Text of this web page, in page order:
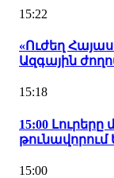
15:22
«Ուժեղ
Ազգային
15:18
15:00
թունավորում
15:00